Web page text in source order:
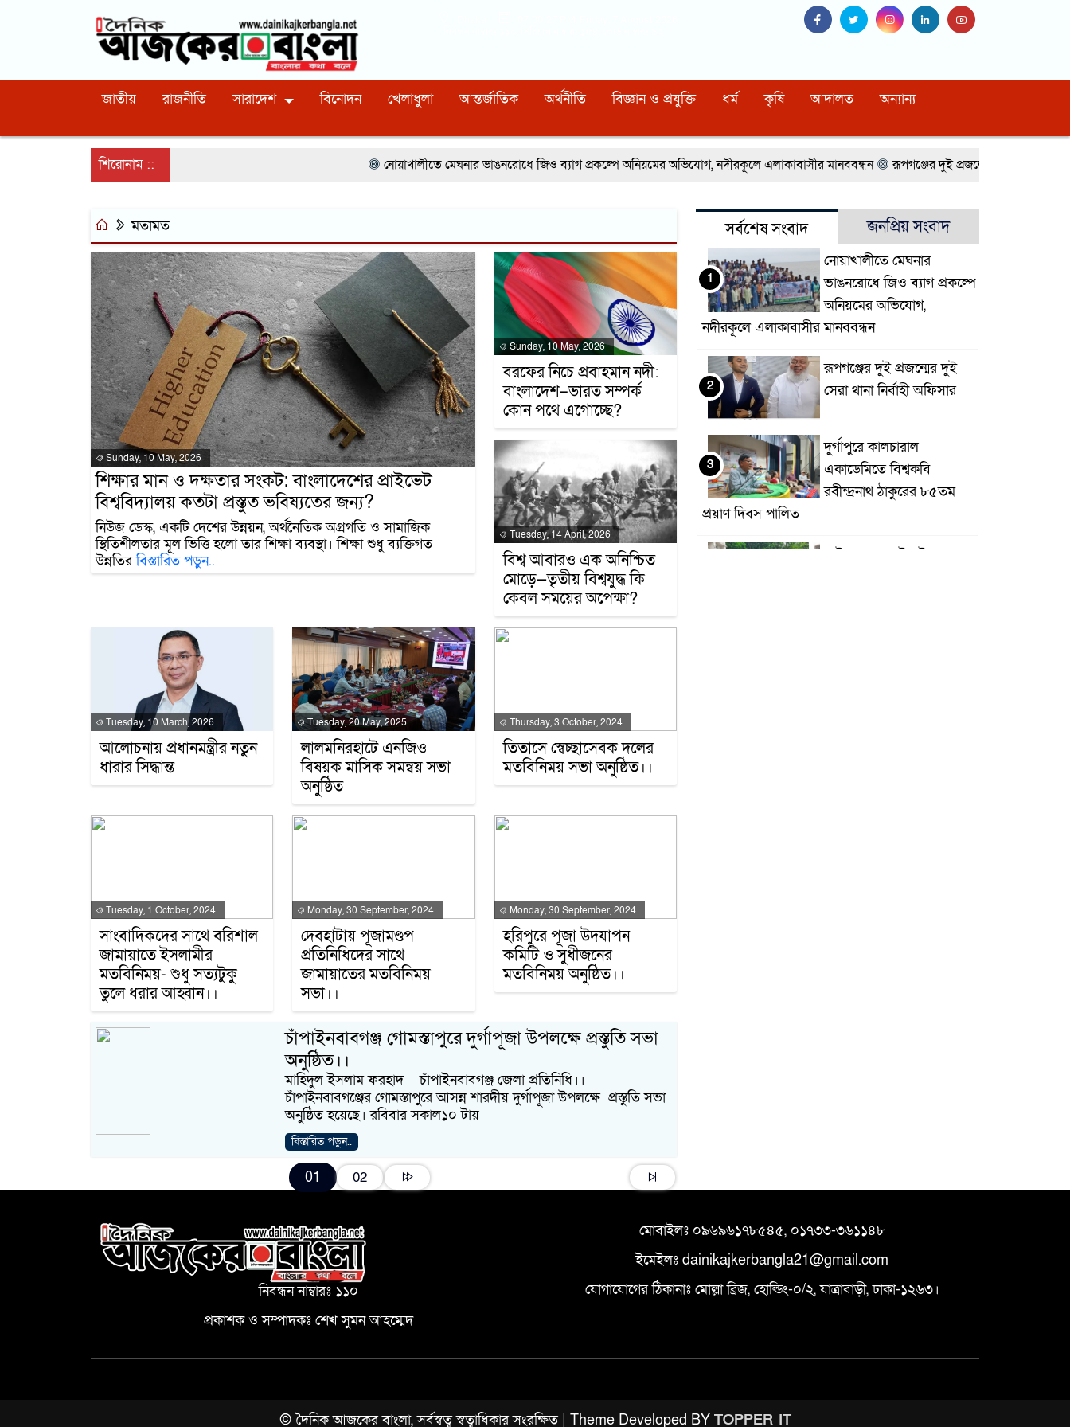
জাতীয় রাজনীতি সারাদেশ বিনোদন খেলাধুলা আন্তর্জাতিক অর্থনীতি বিজ্ঞান ও প্রযুক্তি ধর্ম কৃষি আদালত অন্যান্য
শিরোনাম :: নোয়াখালীতে মেঘনার ভাঙনরোধে জিও ব্যাগ প্রকল্পে অনিয়মের অভিযোগ, নদীরকূলে এলাকাবাসীর মানববন্ধন রূপগঞ্জের দুই প্রজন্মের দুই সেরা থানা নির্বাহী
মতামত
Sunday, 10 May, 2026
শিক্ষার মান ও দক্ষতার সংকট: বাংলাদেশের প্রাইভেট
বিশ্ববিদ্যালয় কতটা প্রস্তুত ভবিষ্যতের জন্য?
নিউজ ডেস্ক, একটি দেশের উন্নয়ন, অর্থনৈতিক অগ্রগতি ও সামাজিক
স্থিতিশীলতার মূল ভিত্তি হলো তার শিক্ষা ব্যবস্থা। শিক্ষা শুধু ব্যক্তিগত
উন্নতিরবিস্তারিত পড়ুন..
Sunday, 10 May, 2026
বরফের নিচে প্রবাহমান নদী:
বাংলাদেশ–ভারত সম্পর্ক
কোন পথে এগোচ্ছে?
Tuesday, 14 April, 2026
বিশ্ব আবারও এক অনিশ্চিত
মোড়ে—তৃতীয় বিশ্বযুদ্ধ কি
কেবল সময়ের অপেক্ষা?
Tuesday, 10 March, 2026
আলোচনায় প্রধানমন্ত্রীর নতুন
ধারার সিদ্ধান্ত
Tuesday, 20 May, 2025
লালমনিরহাটে এনজিও
বিষয়ক মাসিক সমন্বয় সভা
অনুষ্ঠিত
Thursday, 3 October, 2024
তিতাসে স্বেচ্ছাসেবক দলের
মতবিনিময় সভা অনুষ্ঠিত।।
Tuesday, 1 October, 2024
সাংবাদিকদের সাথে বরিশাল
জামায়াতে ইসলামীর
মতবিনিময়- শুধু সত্যটুকু
তুলে ধরার আহ্বান।।
Monday, 30 September, 2024
দেবহাটায় পূজামণ্ডপ
প্রতিনিধিদের সাথে
জামায়াতের মতবিনিময়
সভা।।
Monday, 30 September, 2024
হরিপুরে পূজা উদযাপন
কমিটি ও সুধীজনের
মতবিনিময় অনুষ্ঠিত।।
চাঁপাইনবাবগঞ্জ গোমস্তাপুরে দুর্গাপূজা উপলক্ষে প্রস্তুতি সভা
অনুষ্ঠিত।।
মাহিদুল ইসলাম ফরহাদ চাঁপাইনবাবগঞ্জ জেলা প্রতিনিধি।।
চাঁপাইনবাবগঞ্জের গোমস্তাপুরে আসন্ন শারদীয় দুর্গাপূজা উপলক্ষে প্রস্তুতি সভা
অনুষ্ঠিত হয়েছে। রবিবার সকাল১০ টায়
বিস্তারিত পড়ুন..
01 02
সর্বশেষ সংবাদ জনপ্রিয় সংবাদ
নোয়াখালীতে মেঘনার
ভাঙনরোধে জিও ব্যাগ প্রকল্পে
অনিয়মের অভিযোগ,
নদীরকূলে এলাকাবাসীর মানববন্ধন
1
রূপগঞ্জের দুই প্রজন্মের দুই
সেরা থানা নির্বাহী অফিসার
2
দুর্গাপুরে কালচারাল
একাডেমিতে বিশ্বকবি
রবীন্দ্রনাথ ঠাকুরের ৮৫তম
প্রয়াণ দিবস পালিত
3
পাইকগাছায় বাইসাইকেল,
র‌্যাব-৭ চট্টগ্রাম’র অভিযানে
পিস ইয়াবা পাচারকালে ৬ জন
আটক,০৫টি মোটরসাইকেল জব্দ
নিবন্ধন নাম্বারঃ ১১০
প্রকাশক ও সম্পাদকঃ শেখ সুমন আহম্মেদ
মোবাইলঃ ০৯৬৯৬১৭৮৫৪৫, ০১৭৩৩-৩৬১১৪৮
ইমেইলঃ dainikajkerbangla21@gmail.com
যোগাযোগের ঠিকানাঃ মোল্লা ব্রিজ, হোল্ডিং-০/২, যাত্রাবাড়ী, ঢাকা-১২৬৩।
© দৈনিক আজকের বাংলা, সর্বস্বত্ব স্বত্বাধিকার সংরক্ষিত | Theme Developed BY TOPPER IT